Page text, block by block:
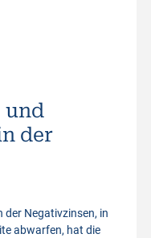
und
der
der Negativzinsen, in
abwarfen, hat die